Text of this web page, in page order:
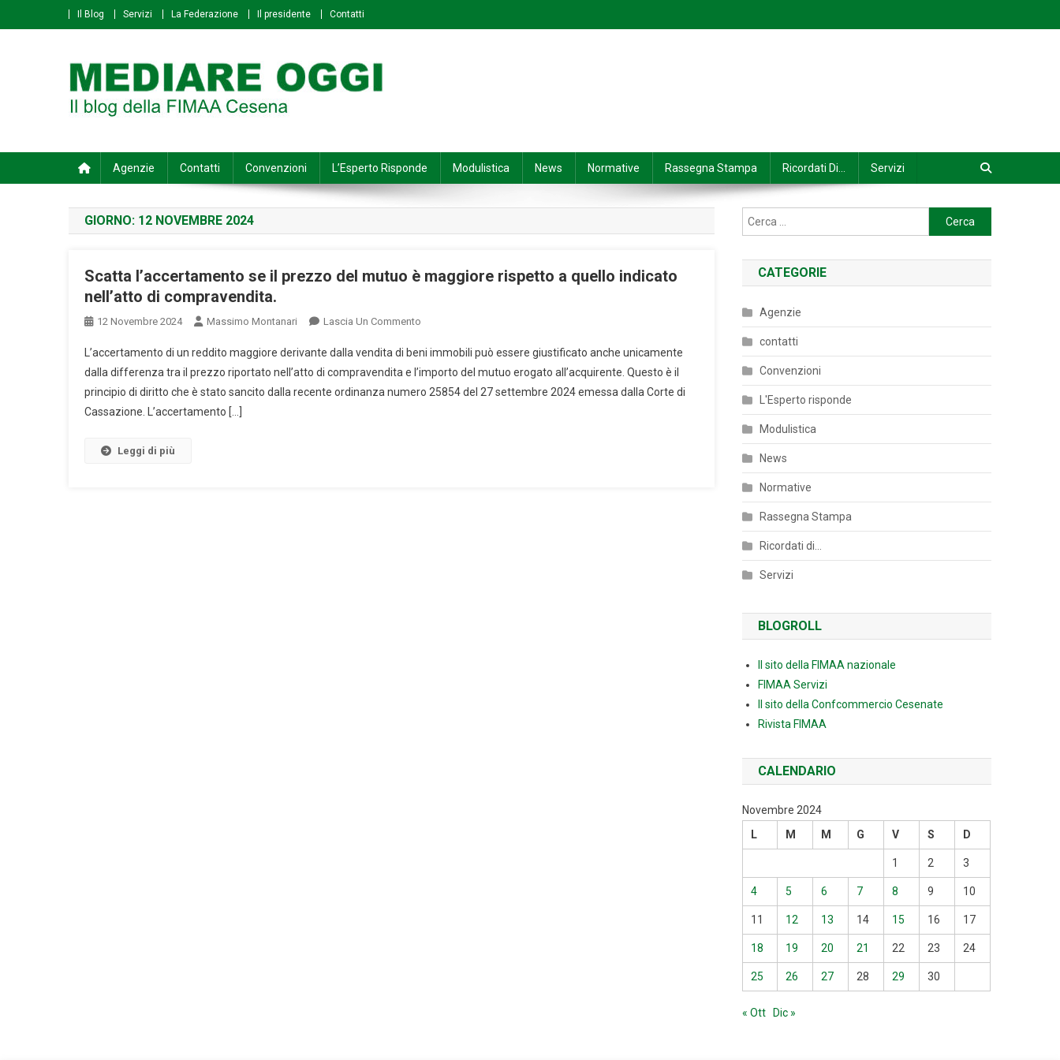
to
Il Blog Servizi La Federazione Il presidente Contatti
Agenzie Contatti Convenzioni L’Esperto Risponde Modulistica News Normative Rassegna Stampa Ricordati Di… Servizi
GIORNO: 12 NOVEMBRE 2024
Scatta l’accertamento se il prezzo del mutuo è maggiore rispetto a quello indicato
nell’atto di compravendita.
12 Novembre 2024 Massimo Montanari Lascia Un Commento
L’accertamento
Se
Il
L’accertamento di un reddito maggiore derivante dalla vendita di beni immobili può essere giustificato anche unicamente
dalla differenza tra il prezzo riportato nell’atto di compravendita e l’importo del mutuo erogato all’acquirente. Questo è il
principio di diritto che è stato sancito dalla recente ordinanza numero 25854 del 27 settembre 2024 emessa dalla Corte di
Cassazione. L’accertamento […]
Leggi di più
Ricerca
per:
CATEGORIE
Agenzie
contatti
Convenzioni
L'Esperto risponde
Modulistica
News
Normative
Rassegna Stampa
Ricordati di…
Servizi
BLOGROLL
Il sito della FIMAA nazionale
FIMAA Servizi
Il sito della Confcommercio Cesenate
Rivista FIMAA
CALENDARIO
Novembre 2024
L
M M G V S D
1 2 3
4 5 6 7 8 9 10
11 12 13 14 15 16 17
18 19 20 21 22 23 24
25 26 27 28 29 30
« Ott Dic »